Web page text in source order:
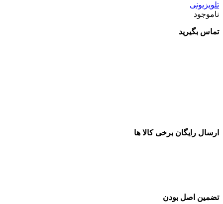
تلویزیونی
ناموجود
تماس بگیرید
ارسال رایگان برخی کالا ها
تضمین اصل بودن